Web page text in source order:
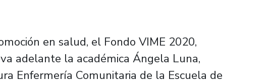
en salud, el Fondo VIME 2020,
adelante la académica Ángela Luna,
Enfermería Comunitaria de la Escuela de